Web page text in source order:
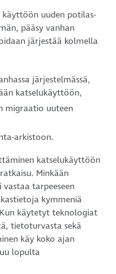
uuden potilas-
pääsy vanhan
järjestää kolmella
järjestelmässä,
katselukäyttöön,
migraatio uuteen
arkistoon.
katselukäyttöön
Minkään
tarpeeseen
kymmeniä
käytetyt teknologiat
tietoturvasta sekä
käy koko ajan
lopulta